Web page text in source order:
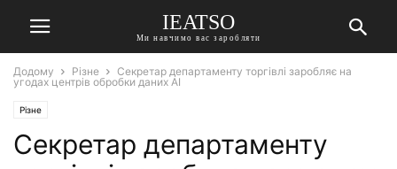
IEATSO
Ми навчимо вас заробляти
Додому Різне
Секретар департаменту торгівлі заробляє на
угодах центрів обробки даних AI
Різне
Секретар департаменту